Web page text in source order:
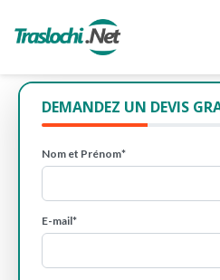
DEMANDEZ UN DEVIS
Nom et Prénom*
E-mail*